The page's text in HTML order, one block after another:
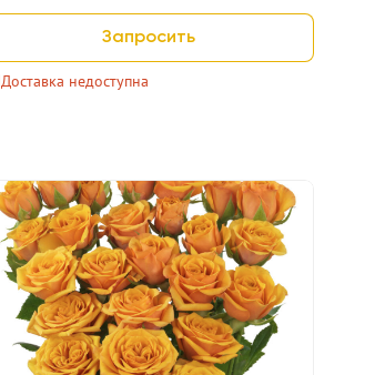
Запросить
Доставка недоступна